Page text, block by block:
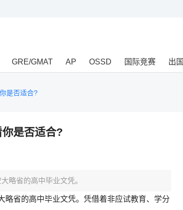
GRE/GMAT AP OSSD 国际竞赛 出
是否适合?
是否适合?
略省的高中毕业文凭。
省的高中毕业文凭。凭借着非应试教育、学分